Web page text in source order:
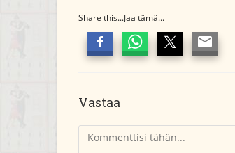
Share this...Jaa tämä...
Vastaa
Kommentti